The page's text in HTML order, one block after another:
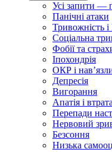
Усі запити —
Панічні атаки
Тривожність
Соціальна
Фобії та
Іпохондрія
ОКР і
Депресія
Вигорання
Апатія і
Перепади
Нервовий
Безсоння
Низька